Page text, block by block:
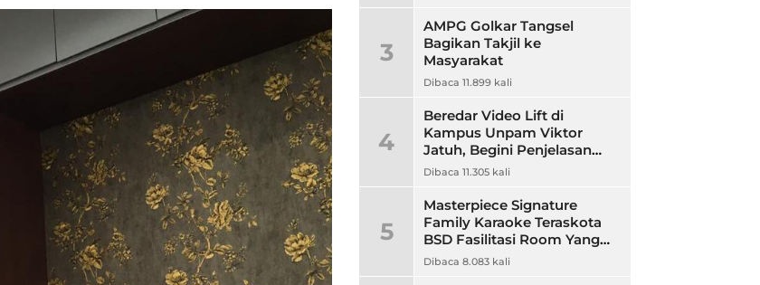
3
AMPG Golkar Tangsel
Bagikan Takjil ke
Masyarakat
Dibaca 11.899 kali
4
Beredar Video Lift di
Kampus Unpam Viktor
Jatuh, Begini Penjelasan
Rektor Unpam
Dibaca 11.305 kali
5
Masterpiece Signature
Family Karaoke Teraskota
BSD Fasilitasi Room Yang
Nyaman dan Harga
Dibaca 8.083 kali